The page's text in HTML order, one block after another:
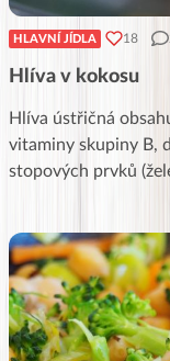
HLAVNÍ JÍDLA 18
Hlíva v kokosu
Hlíva ústřičná
vitaminy skupiny B,
stopových prvků